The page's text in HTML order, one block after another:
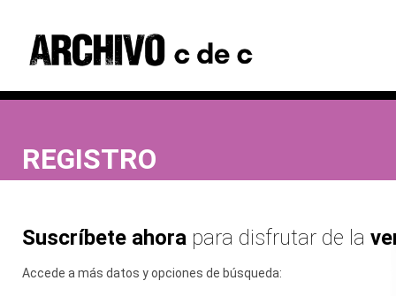
REGISTRO
Suscríbete ahora para disfrutar de la
Accede a más datos y opciones de búsqueda: